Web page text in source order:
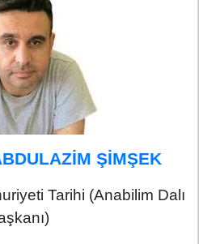
ŞİMŞEK
Tarihi (Anabilim Dalı